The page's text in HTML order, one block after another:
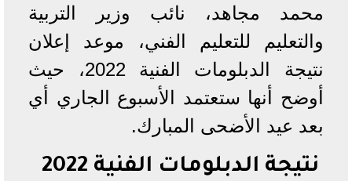
محمد مجاهد، نائب وزير التربية
والتعليم للتعليم الفني، موعد إعلان
نتيجة الدبلومات الفنية 2022، حيث
أوضح أنها ستعتمد الأسبوع الجاري أي
بعد عيد الأضحى المبارك.
نتيجة الدبلومات الفنية 2022